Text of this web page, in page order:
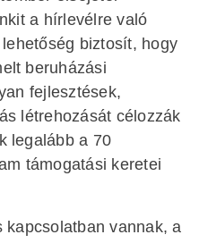
a hírlevélre való
biztosít, hogy
beruházási
fejlesztések,
létrehozását célozzák
legalább a 70
támogatási keretei
vannak, a